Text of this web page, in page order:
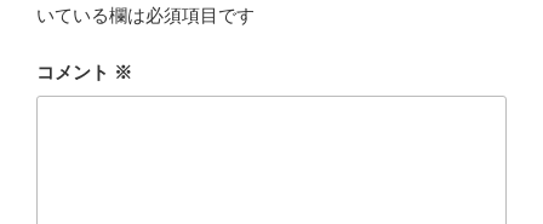
いている欄は必須項目です
コメント ※